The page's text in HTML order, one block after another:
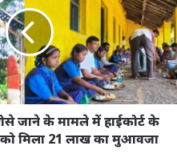
जाने के मामले में हाईकोर्ट के
मिला 21 लाख का मुआवजा